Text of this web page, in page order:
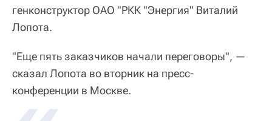
генконструктор ОАО "РКК "Энергия" Виталий
Лопота.
"Еще пять заказчиков начали переговоры", —
сказал Лопота во вторник на пресс-
конференции в Москве.